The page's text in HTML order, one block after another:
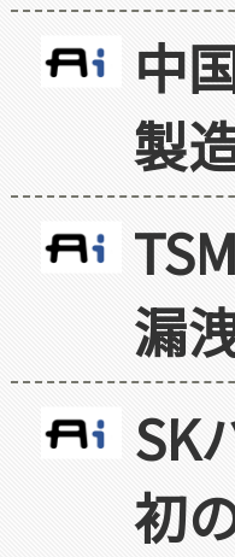
中
製
漏
SK
初